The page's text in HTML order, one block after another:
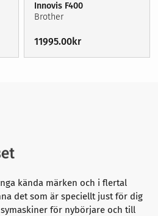
Innovis F400
Brother
11995.00kr
kända märken och i flertal
det som är speciellt just för dig
för nybörjare och till